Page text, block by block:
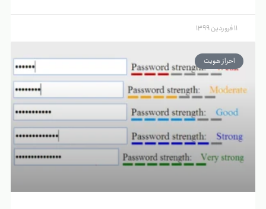
11 فروردین 1399
احراز هویت